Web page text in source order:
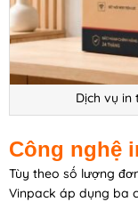
Dịch vụ
Công nghệ
Tùy theo số lượng
Vinpack áp dụng ba